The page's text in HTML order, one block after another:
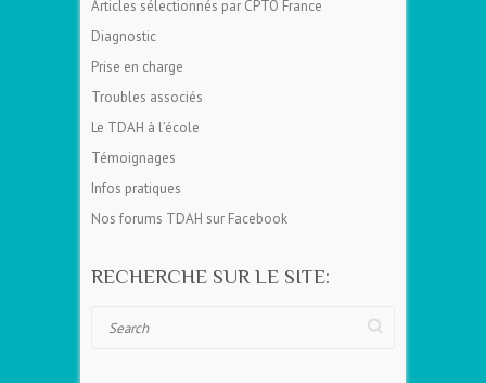
Articles sélectionnés par CPTO France
Diagnostic
Prise en charge
Troubles associés
Le TDAH à l’école
Témoignages
Infos pratiques
Nos forums TDAH sur Facebook
RECHERCHE SUR LE SITE: